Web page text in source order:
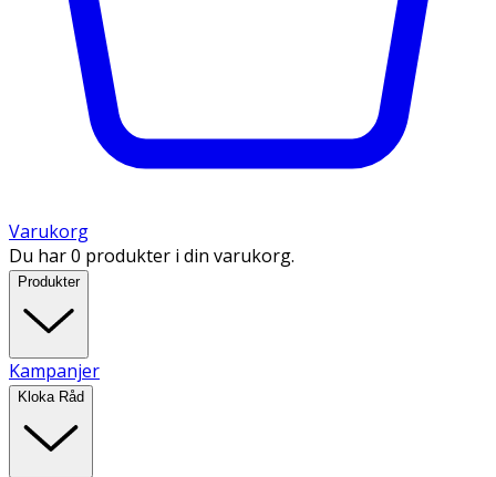
Varukorg
Du har 0 produkter i din varukorg.
Produkter
Kampanjer
Kloka Råd